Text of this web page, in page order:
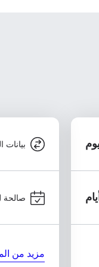
بيانات
صالحة
مزيد من